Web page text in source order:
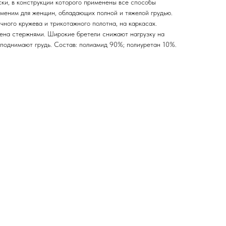
в конструкции которого применены все способы
для женщин, обладающих полной и тяжелой грудью.
кружева и трикотажного полотна, на каркасах.
стержнями. Широкие бретели снижают нагрузку на
грудь. Состав: полиамид 90%; полиуретан 10%.